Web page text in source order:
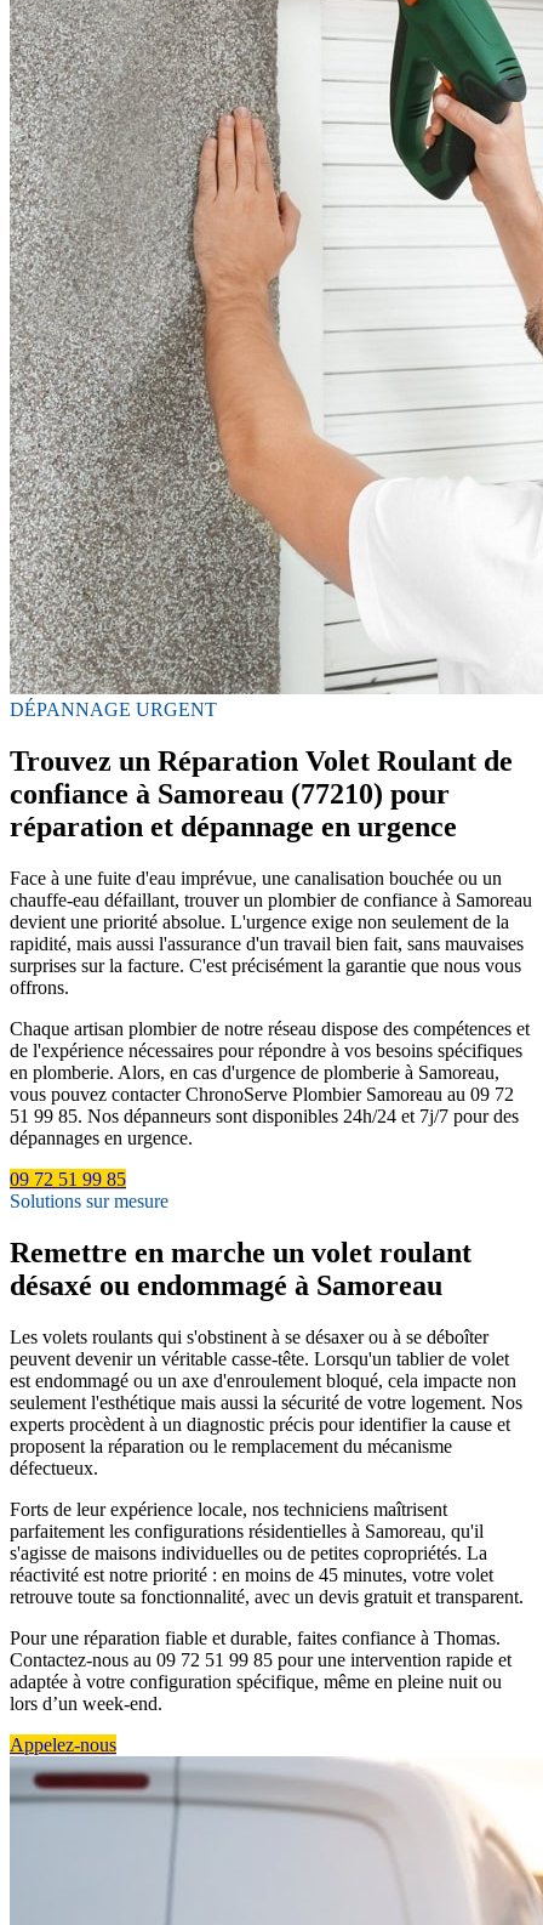
DÉPANNAGE URGENT
Trouvez un Réparation Volet Roulant de
confiance à Samoreau (77210) pour
réparation et dépannage en urgence
Face à une fuite d'eau imprévue, une canalisation bouchée ou un
chauffe-eau défaillant, trouver un plombier de confiance à Samoreau
devient une priorité absolue. L'urgence exige non seulement de la
rapidité, mais aussi l'assurance d'un travail bien fait, sans mauvaises
surprises sur la facture. C'est précisément la garantie que nous vous
offrons.
Chaque artisan plombier de notre réseau dispose des compétences et
de l'expérience nécessaires pour répondre à vos besoins spécifiques
en plomberie. Alors, en cas d'urgence de plomberie à Samoreau,
vous pouvez contacter ChronoServe Plombier Samoreau au 09 72
51 99 85. Nos dépanneurs sont disponibles 24h/24 et 7j/7 pour des
dépannages en urgence.
09 72 51 99 85
Solutions sur mesure
Remettre en marche un volet roulant
désaxé ou endommagé à Samoreau
Les volets roulants qui s'obstinent à se désaxer ou à se déboîter
peuvent devenir un véritable casse-tête. Lorsqu'un tablier de volet
est endommagé ou un axe d'enroulement bloqué, cela impacte non
seulement l'esthétique mais aussi la sécurité de votre logement. Nos
experts procèdent à un diagnostic précis pour identifier la cause et
proposent la réparation ou le remplacement du mécanisme
défectueux.
Forts de leur expérience locale, nos techniciens maîtrisent
parfaitement les configurations résidentielles à Samoreau, qu'il
s'agisse de maisons individuelles ou de petites copropriétés. La
réactivité est notre priorité : en moins de 45 minutes, votre volet
retrouve toute sa fonctionnalité, avec un devis gratuit et transparent.
Pour une réparation fiable et durable, faites confiance à Thomas.
Contactez-nous au 09 72 51 99 85 pour une intervention rapide et
adaptée à votre configuration spécifique, même en pleine nuit ou
lors d’un week-end.
Appelez-nous